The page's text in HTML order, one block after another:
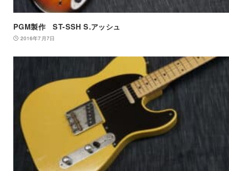
PGM製作 ST-SSH S.アッシュ
2016年7月7日